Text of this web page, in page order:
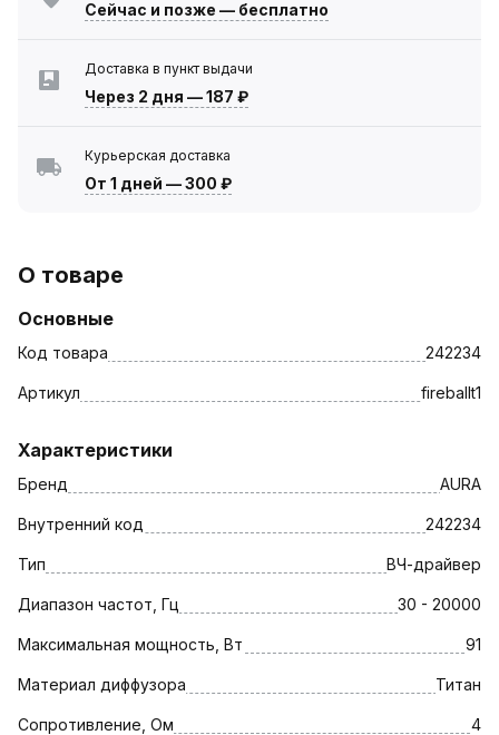
Сейчас и позже — бесплатно
Доставка в пункт выдачи
Через 2 дня —187 ₽
Курьерская доставка
От 1 дней —300 ₽
О товаре
Основные
Код товара 242234
Артикул fireballt1
Характеристики
Бренд AURA
Внутренний код 242234
Тип ВЧ-драйвер
Диапазон частот, Гц 30 - 20000
Максимальная мощность, Вт 91
Материал диффузора Титан
Сопротивление, Ом 4